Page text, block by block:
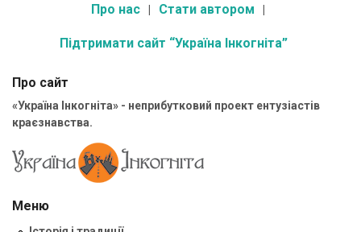
Про нас Стати автором
Підтримати сайт “Україна Інкогніта”
Про сайт
«Україна Інкогніта» - неприбутковий проект ентузіастів
краєзнавства.
Меню